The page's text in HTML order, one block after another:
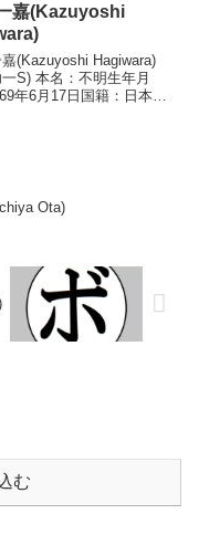
嘉(Kazuyoshi
(Kazuyoshi Hagiwara)
S) 本名：不明生年月
年6月17日国籍：日本戦
Ota)
む